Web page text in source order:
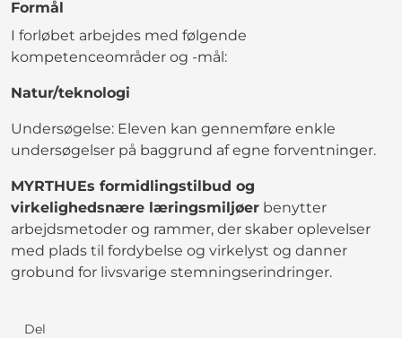
Formål
I forløbet arbejdes med følgende
kompetenceområder og -mål:
Natur/teknologi
Undersøgelse: Eleven kan gennemføre enkle
undersøgelser på baggrund af egne forventninger.
MYRTHUEs formidlingstilbud og
virkelighedsnære læringsmiljøer benytter
arbejdsmetoder og rammer, der skaber oplevelser
med plads til fordybelse og virkelyst og danner
grobund for livsvarige stemningserindringer.
Del